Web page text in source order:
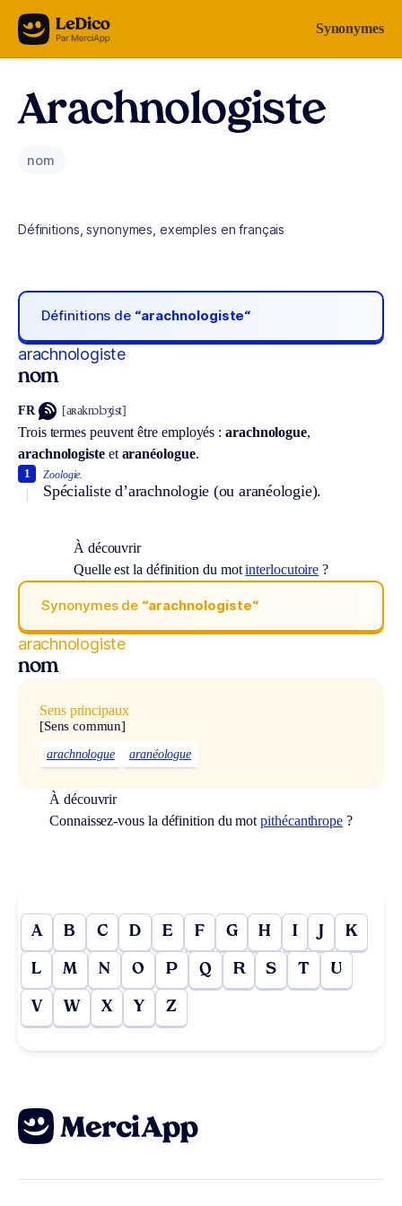
Aller au contenu Synonymes
Arachnologiste
nom
Définitions, synonymes, exemples en français
Définitions de “arachnologiste“
arachnologiste
nom
FR [aʀaknɔlɔʒist]
Trois termes peuvent être employés :arachnologue,
arachnologisteet aranéologue.
Zoologie.
Spécialiste d’arachnologie (ou aranéologie).
1
À découvrir
Quelle est la définition du motinterlocutoire ?
Synonymes de “arachnologiste“
arachnologiste
nom
Sens principaux
[Sens commun]
arachnologue aranéologue
À découvrir
Connaissez-vous la définition du motpithécanthrope ?
A B C D E F G H I J K
L M N O P Q R S T U
V W X Y Z